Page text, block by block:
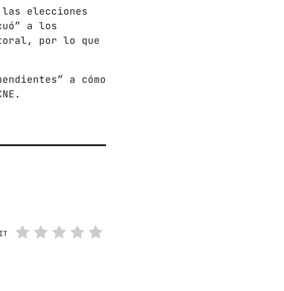
elecciones
a los
por lo que
a cómo